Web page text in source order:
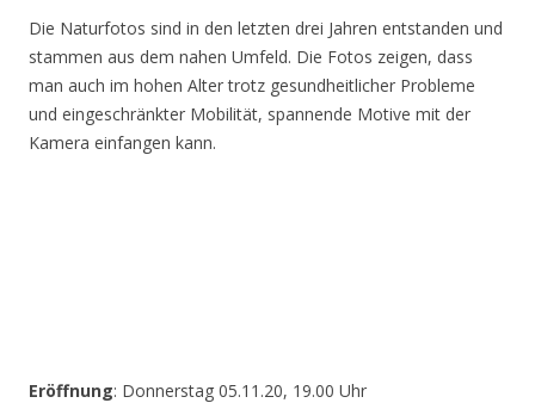
Die Naturfotos sind in den letzten drei Jahren entstanden und
stammen aus dem nahen Umfeld. Die Fotos zeigen, dass
man auch im hohen Alter trotz gesundheitlicher Probleme
und eingeschränkter Mobilität, spannende Motive mit der
Kamera einfangen kann.
Eröffnung: Donnerstag 05.11.20, 19.00 Uhr